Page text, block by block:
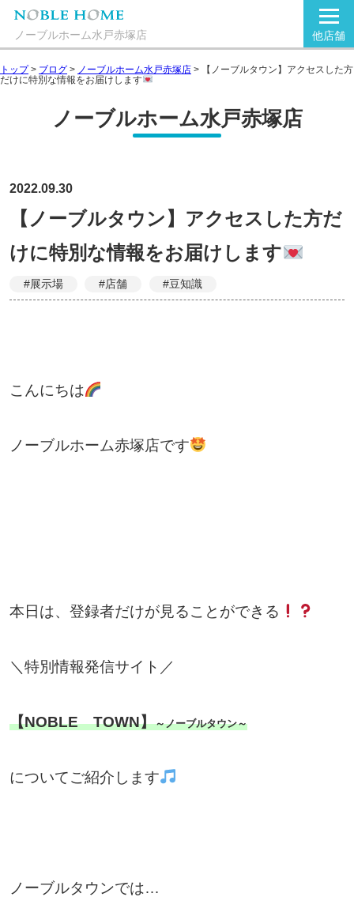
ノーブルホーム水戸赤塚店 他店舗
トップ> ブログ > ノーブルホーム水戸赤塚店 >
【ノーブルタウン】アクセスした方
だけに特別な情報をお届けします
ノーブルホーム水戸赤塚店
2022.09.30
【ノーブルタウン】アクセスした方だ
けに特別な情報をお届けします
#展示場 #店舗 #豆知識
こんにちは
ノーブルホーム赤塚店です
本日は、登録者だけが見ることができる
＼特別情報発信サイト／
【NOBLE TOWN】～ノーブルタウン～
についてご紹介します
ノーブルタウンでは…